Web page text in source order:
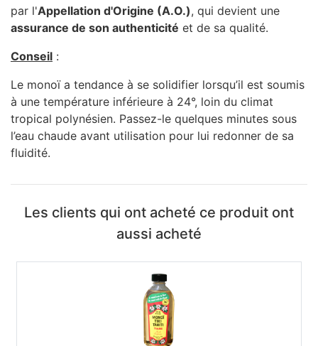
par l'Appellation d'Origine (A.O.), qui devient une
assurance de son authenticité et de sa qualité.
Conseil :
Le monoï a tendance à se solidifier lorsqu’il est soumis
à une température inférieure à 24°, loin du climat
tropical polynésien. Passez-le quelques minutes sous
l’eau chaude avant utilisation pour lui redonner de sa
fluidité.
Les clients qui ont acheté ce produit ont
aussi acheté